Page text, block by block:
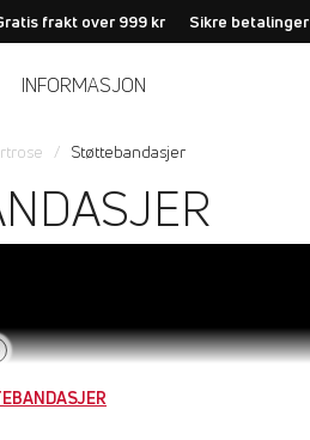
frakt over 999 kr Sikre betalinger
INFORMASJON
Støttebandasjer